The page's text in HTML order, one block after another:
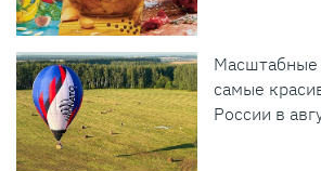
Масштабные
самые
России в